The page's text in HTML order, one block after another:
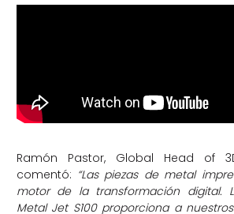
Ramón Pastor, Global Head of
comentó: “Las piezas de metal
motor de la transformación digital.
Metal Jet S100 proporciona a